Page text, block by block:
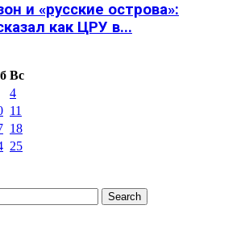
и «русские острова»:
как ЦРУ в...
Вс
4
11
18
25
Search